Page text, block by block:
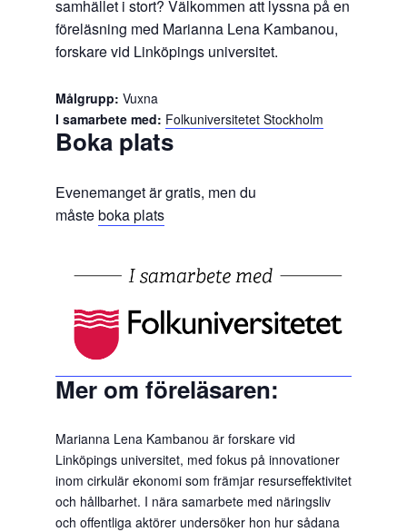
samhället i stort? Välkommen att lyssna på en
föreläsning med Marianna Lena Kambanou,
forskare vid Linköpings universitet.
Målgrupp: Vuxna
I samarbete med: Folkuniversitetet Stockholm
Boka plats
Evenemanget är gratis, men du
måsteboka plats
Mer om föreläsaren:
Marianna Lena Kambanou är forskare vid
Linköpings universitet, med fokus på innovationer
inom cirkulär ekonomi som främjar resurseffektivitet
och hållbarhet. I nära samarbete med näringsliv
och offentliga aktörer undersöker hon hur sådana